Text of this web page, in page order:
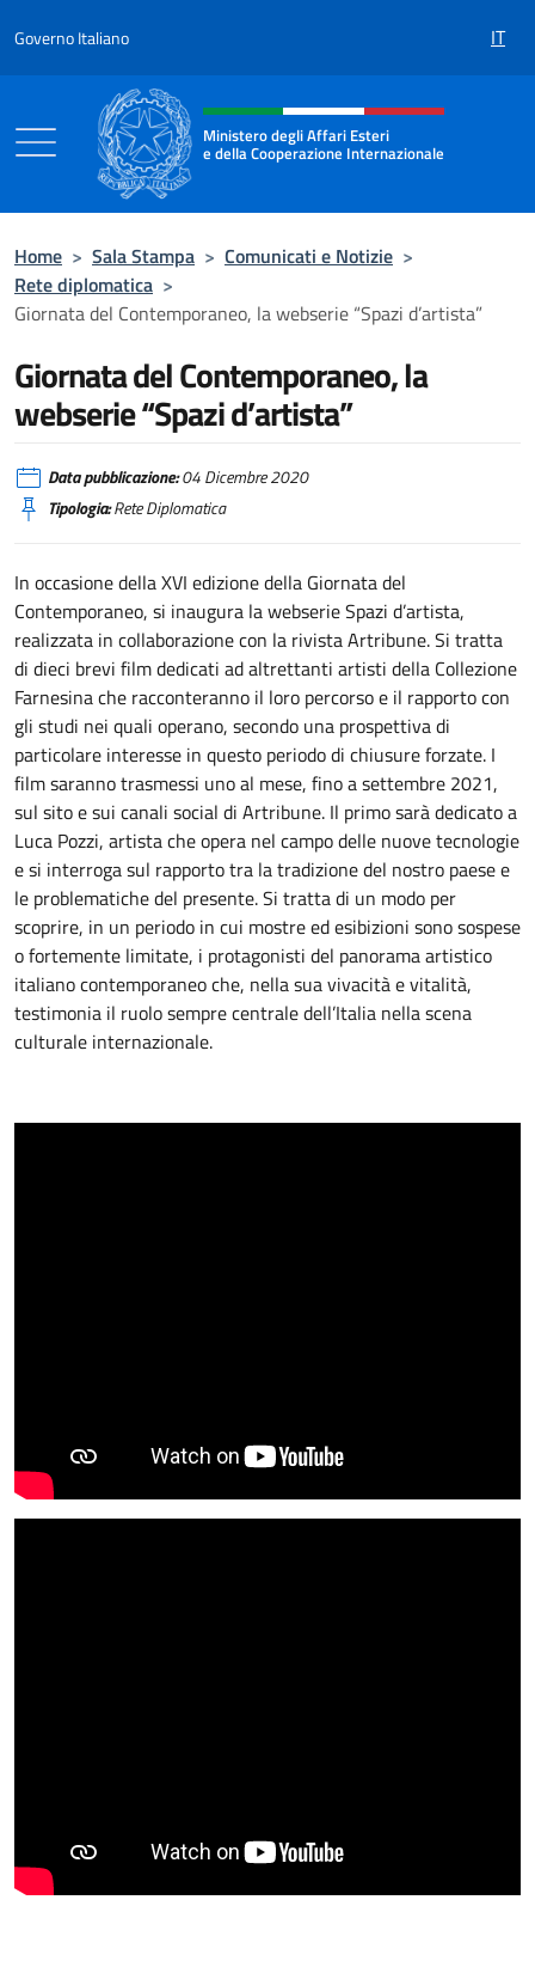
Governo Italiano IT
Intestazione sito, social e menù
Ministero degli Affari Esteri
e della Cooperazione Internazionale
Home > Sala Stampa > Comunicati e Notizie >
Rete diplomatica >
Giornata del Contemporaneo, la webserie “Spazi d’artista”
Giornata del Contemporaneo, la
webserie “Spazi d’artista”
Data pubblicazione:04 Dicembre 2020
Tipologia:Rete Diplomatica
In occasione della XVI edizione della Giornata del
Contemporaneo, si inaugura la webserie Spazi d’artista,
realizzata in collaborazione con la rivista Artribune. Si tratta
di dieci brevi film dedicati ad altrettanti artisti della Collezione
Farnesina che racconteranno il loro percorso e il rapporto con
gli studi nei quali operano, secondo una prospettiva di
particolare interesse in questo periodo di chiusure forzate. I
film saranno trasmessi uno al mese, fino a settembre 2021,
sul sito e sui canali social di Artribune. Il primo sarà dedicato a
Luca Pozzi, artista che opera nel campo delle nuove tecnologie
e si interroga sul rapporto tra la tradizione del nostro paese e
le problematiche del presente. Si tratta di un modo per
scoprire, in un periodo in cui mostre ed esibizioni sono sospese
o fortemente limitate, i protagonisti del panorama artistico
italiano contemporaneo che, nella sua vivacità e vitalità,
testimonia il ruolo sempre centrale dell’Italia nella scena
culturale internazionale.